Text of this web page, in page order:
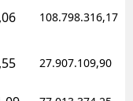
108.798.316,17
27.907.109,90